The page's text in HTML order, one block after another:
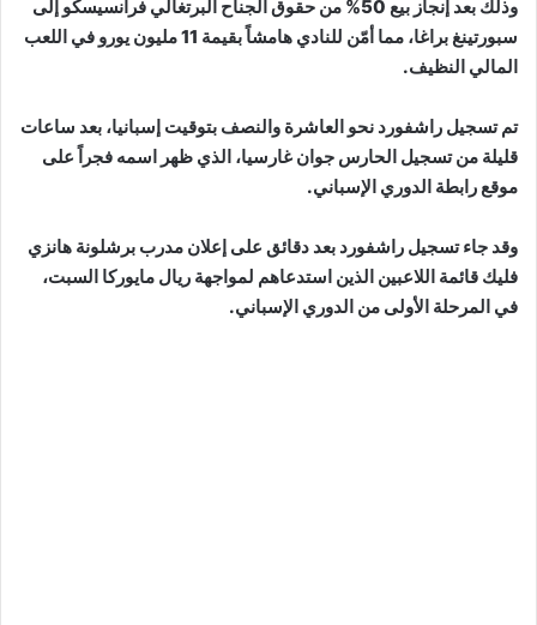
وذلك بعد إنجاز بيع 50% من حقوق الجناح البرتغالي فرانسيسكو إلى
سبورتينغ براغا، مما أمّن للنادي هامشاً بقيمة 11 مليون يورو في اللعب
المالي النظيف.
تم تسجيل راشفورد نحو العاشرة والنصف بتوقيت إسبانيا، بعد ساعات
قليلة من تسجيل الحارس جوان غارسيا، الذي ظهر اسمه فجراً على
موقع رابطة الدوري الإسباني.
وقد جاء تسجيل راشفورد بعد دقائق على إعلان مدرب برشلونة هانزي
فليك قائمة اللاعبين الذين استدعاهم لمواجهة ريال مايوركا السبت،
في المرحلة الأولى من الدوري الإسباني.